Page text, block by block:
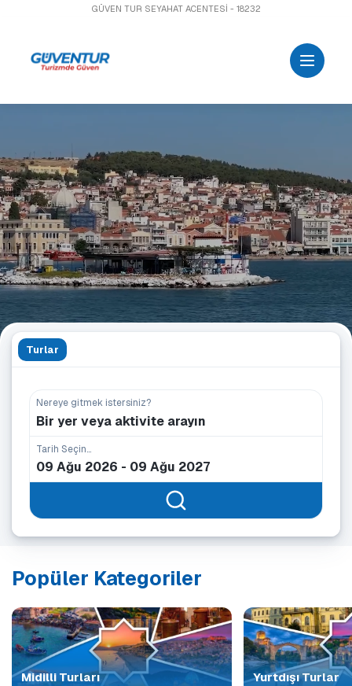
GÜVEN TUR SEYAHAT ACENTESİ - 18232
Turlar
Nereye gitmek istersiniz?
Bir yer veya aktivite arayın
Tarih Seçin...
Popüler Kategoriler
Midilli Turları Yurtdışı Turlar